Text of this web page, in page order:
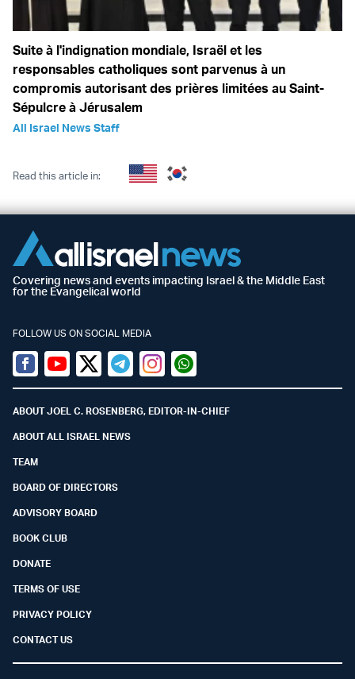
Suite à l'indignation mondiale, Israël et les
responsables catholiques sont parvenus à un
compromis autorisant des prières limitées au Saint-
Sépulcre à Jérusalem
All Israel News Staff
Read this article in:
Covering news and events impacting Israel & the Middle East
for the Evangelical world
FOLLOW US ON SOCIAL MEDIA
Facebook
YoutubeTwitter (X)
TelegramInstagramWhatsapp
ABOUT JOEL C. ROSENBERG, EDITOR-IN-CHIEF
ABOUT ALL ISRAEL NEWS
TEAM
BOARD OF DIRECTORS
ADVISORY BOARD
BOOK CLUB
DONATE
TERMS OF USE
PRIVACY POLICY
CONTACT US